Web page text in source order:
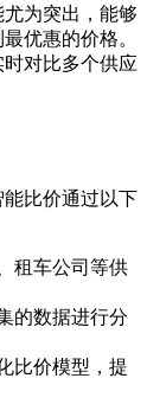
为突出，能够
优惠的价格。
对比多个供应
比价通过以下
租车公司等供
的数据进行分
比价模型，提